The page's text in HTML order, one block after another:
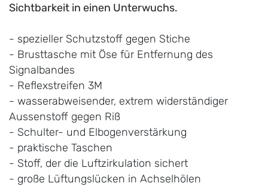
Sichtbarkeit in einen Unterwuchs.
- spezieller Schutzstoff gegen Stiche
- Brusttasche mit Öse für Entfernung des
Signalbandes
- Reflexstreifen 3M
- wasserabweisender, extrem widerständiger
Aussenstoff gegen Riß
- Schulter- und Elbogenverstärkung
- praktische Taschen
- Stoff, der die Luftzirkulation sichert
- große Lüftungslücken in Achselhölen